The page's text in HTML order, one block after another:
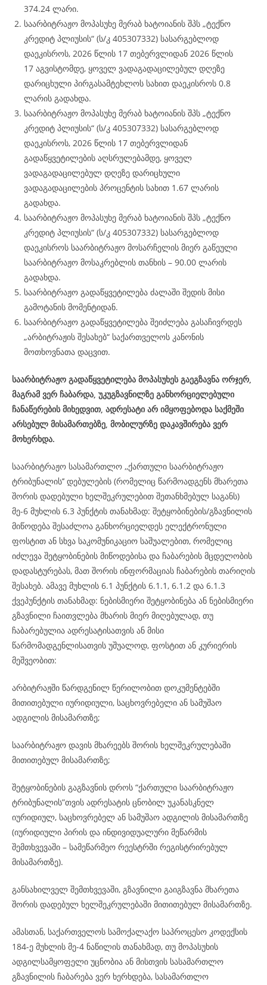
374.24 ლარი.
საარბიტრაჟო მოპასუხე მერაბ ხატოიანის შპს „ტექნო
კრედიტ პლიუსის“ (ს/კ 405307332) სასარგებლოდ
დაეკისროს, 2026 წლის 17 თებერვლიდან 2026 წლის
17 აგვისტომდე, ყოველ ვადაგადაცილებულ დღეზე
დარიცხული პირგასამტეხლოს სახით დაეკისროს 0.8
ლარის გადახდა.
საარბიტრაჟო მოპასუხე მერაბ ხატოიანის შპს „ტექნო
კრედიტ პლიუსის“ (ს/კ 405307332) სასარგებლოდ
დაეკისროს, 2026 წლის 17 თებერვლიდან
გადაწყვეტილების აღსრულებამდე, ყოველ
ვადაგადაცილებულ დღეზე დარიცხული
ვადაგადაცილების პროცენტის სახით 1.67 ლარის
გადახდა.
საარბიტრაჟო მოპასუხე მერაბ ხატოიანის შპს „ტექნო
კრედიტ პლიუსის“ (ს/კ 405307332) სასარგებლოდ
დაეკისროს საარბიტრაჟო მოსარჩელის მიერ გაწეული
საარბიტრაჟო მოსაკრებლის თანხის – 90.00 ლარის
გადახდა.
საარბიტრაჟო გადაწყვეტილება ძალაში შედის მისი
გამოტანის მომენტიდან.
საარბიტრაჟო გადაწყვეტილება შეიძლება გასაჩივრდეს
„არბიტრაჟის შესახებ“ საქართველოს კანონის
მოთხოვნათა დაცვით.
საარბიტრაჟო გადაწყვეტილება მოპასუხეს გაეგზავნა ორჯერ,
მაგრამ ვერ ჩაბარდა, უკუგზავნილზე განხორციელებული
ჩანაწერების მიხედვით, ადრესატი არ იმყოფებოდა საქმეში
არსებულ მისამართებზე, მობილურზე დაკავშირება ვერ
მოხერხდა.
საარბიტრაჟო სასამართლო ,,ქართული საარბიტრაჟო
ტრიბუნალის’’ დებულების (რომელიც წარმოადგენს მხარეთა
შორის დადებული ხელშეკრულებით შეთანხმებულ საგანს)
მე-6 მუხლის 6.3 პუნქტის თანახმად: შეტყობინების/გზავნილის
მიწოდება შესაძლოა განხორციელდეს ელექტრონული
ფოსტით ან სხვა საკომუნიკაციო საშუალებით, რომელიც
იძლევა შეტყობინების მიწოდებისა და ჩაბარების მცდელობის
დადასტურებას, მათ შორის ინფორმაციას ჩაბარების თარიღის
შესახებ. ამავე მუხლის 6.1 პუნქტის 6.1.1, 6.1.2 და 6.1.3
ქვეპუნქტის თანახმად: ნებისმიერი შეტყობინება ან ნებისმიერი
გზავნილი ჩაითვლება მხარის მიერ მიღებულად, თუ
ჩაბარებულია ადრესატისათვის ან მისი
წარმომადგენლისათვის უშუალოდ, ფოსტით ან კურიერის
მეშვეობით:
არბიტრაჟში წარდგენილ წერილობით დოკუმენტებში
მითითებული იურიდიული, საცხოვრებელი ან სამუშაო
ადგილის მისამართზე;
საარბიტრაჟო დავის მხარეებს შორის ხელშეკრულებაში
მითითებულ მისამართზე;
შეტყობინების გაგზავნის დროს “ქართული საარბიტრაჟო
ტრიბუნალის”თვის ადრესატის ცნობილ უკანასკნელ
იურიდიულ, საცხოვრებელ ან სამუშაო ადგილის მისამართზე
(იურიდიული პირის და ინდივიდუალური მეწარმის
შემთხვევაში – სამეწარმეო რეესტრში რეგისტრირებულ
მისამართზე).
განსახილველ შემთხვევაში, გზავნილი გაიგზავნა მხარეთა
შორის დადებულ ხელშეკრულებაში მითითებულ მისამართზე.
ამასთან, საქართველოს სამოქალაქო საპროცესო კოდექსის
184-ე მუხლის მე-4 ნაწილის თანახმად, თუ მოპასუხის
ადგილსამყოფელი უცნობია ან მისთვის სასამართლო
გზავნილის ჩაბარება ვერ ხერხდება, სასამართლო